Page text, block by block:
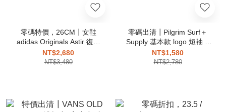
零碼特價，26CM┃女鞋
adidas Originals Astir 復古
老爹鞋 米色 棕色
NT$2,680
NT$3,480
零碼出清┃Pilgrim Surf＋
Supply 基本款 logo 短袖 T
恤 短T
NT$1,580
NT$2,780